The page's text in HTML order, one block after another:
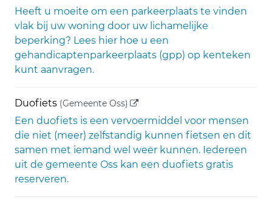
Heeft u moeite om een parkeerplaats te vinden
vlak bij uw woning door uw lichamelijke
beperking? Lees hier hoe u een
gehandicaptenparkeerplaats (gpp) op kenteken
kunt aanvragen.
Duofiets (Gemeente Oss) (externe link)
Een duofiets is een vervoermiddel voor mensen
die niet (meer) zelfstandig kunnen fietsen en dit
samen met iemand wel weer kunnen. Iedereen
uit de gemeente Oss kan een duofiets gratis
reserveren.